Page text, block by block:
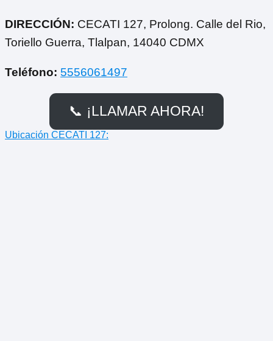
DIRECCIÓN: CECATI 127, Prolong. Calle del Rio,
Toriello Guerra, Tlalpan, 14040 CDMX
Teléfono: 5556061497
📞 ¡LLAMAR AHORA!
Ubicación CECATI 127: